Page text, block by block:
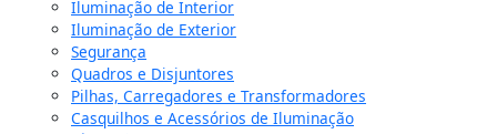
Iluminação de Interior
Iluminação de Exterior
Segurança
Quadros e Disjuntores
Pilhas, Carregadores e Transformadores
Casquilhos e Acessórios de Iluminação